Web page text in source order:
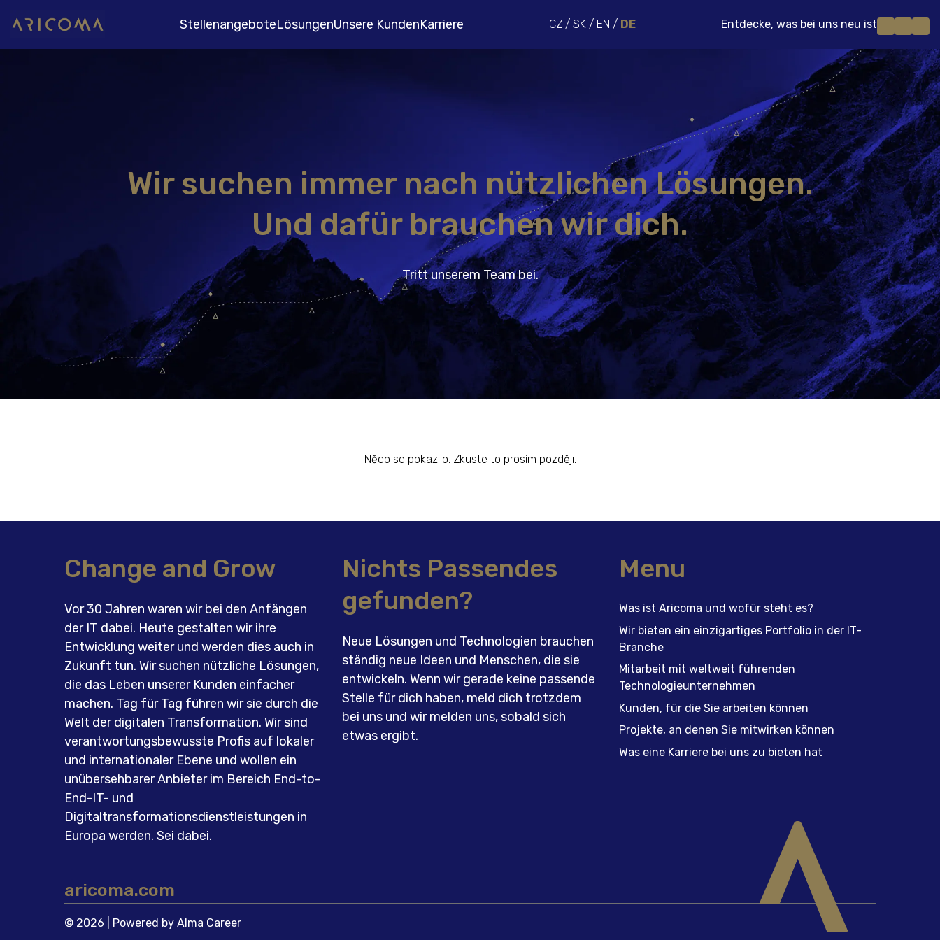
StellenangeboteLösungenUnsere KundenKarriere CZ / SK / EN / DE Entdecke, was bei uns neu ist
Wir suchen immer nach nützlichen Lösungen.
Und dafür brauchen wir dich.
Tritt unserem Team bei.
Něco se pokazilo. Zkuste to prosím později.
Change and Grow
Vor 30 Jahren waren wir bei den Anfängen
der IT dabei. Heute gestalten wir ihre
Entwicklung weiter und werden dies auch in
Zukunft tun. Wir suchen nützliche Lösungen,
die das Leben unserer Kunden einfacher
machen. Tag für Tag führen wir sie durch die
Welt der digitalen Transformation. Wir sind
verantwortungsbewusste Profis auf lokaler
und internationaler Ebene und wollen ein
unübersehbarer Anbieter im Bereich End-to-
End-IT- und
Digitaltransformationsdienstleistungen in
Europa werden. Sei dabei.
Nichts Passendes
gefunden?
Neue Lösungen und Technologien brauchen
ständig neue Ideen und Menschen, die sie
entwickeln. Wenn wir gerade keine passende
Stelle für dich haben, meld dich trotzdem
bei uns und wir melden uns, sobald sich
etwas ergibt.
Menu
Was ist Aricoma und wofür steht es?
Wir bieten ein einzigartiges Portfolio in der IT-
Branche
Mitarbeit mit weltweit führenden
Technologieunternehmen
Kunden, für die Sie arbeiten können
Projekte, an denen Sie mitwirken können
Was eine Karriere bei uns zu bieten hat
aricoma.com
© 2026 | Powered by Alma Career